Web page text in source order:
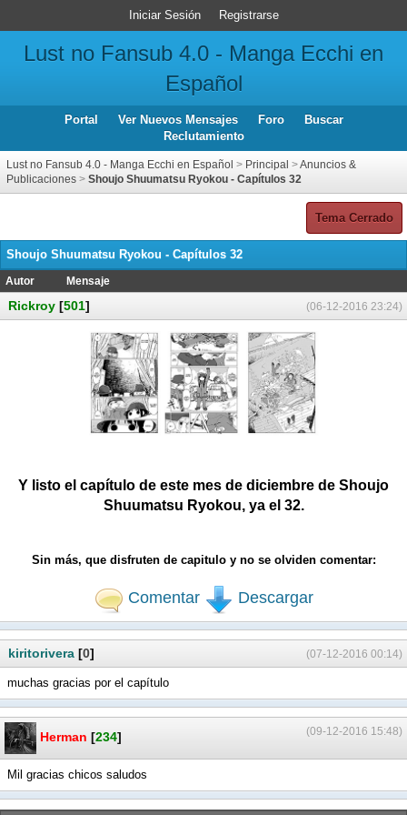
Iniciar Sesión Registrarse
Lust no Fansub 4.0 - Manga Ecchi en
Español
Portal Ver Nuevos Mensajes Foro
Buscar
Reclutamiento
Lust no Fansub 4.0 - Manga Ecchi en Español > Principal >Anuncios &
Publicaciones > Shoujo Shuumatsu Ryokou - Capítulos 32
Tema Cerrado
Shoujo Shuumatsu Ryokou - Capítulos 32
Autor
Mensaje
(06-12-2016 23:24)
Rickroy [501]
Y listo el capítulo de este mes de diciembre de Shoujo
Shuumatsu Ryokou, ya el 32.
Sin más, que disfruten de capitulo y no se olviden comentar:
Comentar Descargar
(07-12-2016 00:14)
kiritorivera [0]
muchas gracias por el capítulo
(09-12-2016 15:48)
Herman [234]
Mil gracias chicos saludos